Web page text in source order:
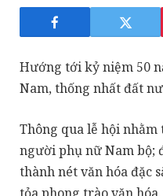
Hướng tới kỷ niệm 50
Nam, thống nhất đất
Thông qua lễ hội nhằm
người phụ nữ Nam bộ;
thành nét văn hóa đặc
tỏa phong trào văn